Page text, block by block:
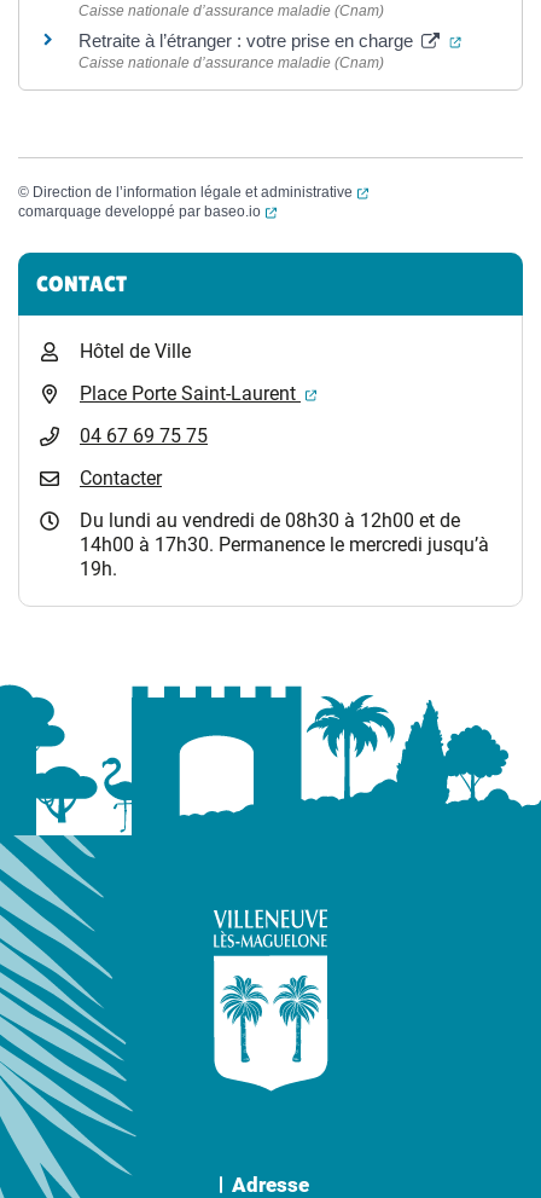
Caisse nationale d’assurance maladie (Cnam)
Retraite à l’étranger : votre prise en charge
Caisse nationale d’assurance maladie (Cnam)
© Direction de l’information légale et administrative
(ouverture dans un
comarquage developpé par baseo.io (ouverture dans un nouvel onglet)
Informations complémentaires
CONTACT
Hôtel de Ville
Place Porte Saint-Laurent
(ouverture dans un
04 67 69 75 75
Contacter
Du lundi au vendredi de 08h30 à 12h00 et de
14h00 à 17h30. Permanence le mercredi jusqu’à
19h.
Adresse